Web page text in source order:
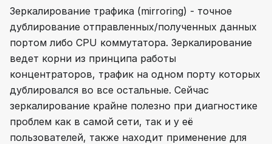
Зеркалирование трафика (mirroring) - точное
дублирование отправленных/полученных данных
портом либо CPU коммутатора. Зеркалирование
ведет корни из принципа работы
концентраторов, трафик на одном порту которых
дублировался во все остальные. Сейчас
зеркалирование крайне полезно при диагностике
проблем как в самой сети, так и у её
пользователей, также находит применение для